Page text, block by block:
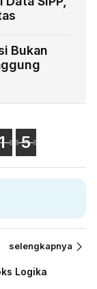
Bukan
5
selengkapnya
Logika